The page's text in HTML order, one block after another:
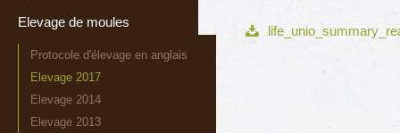
Elevage de moules
Protocole d'élevage en anglais
Elevage 2017
Elevage 2014
Elevage 2013